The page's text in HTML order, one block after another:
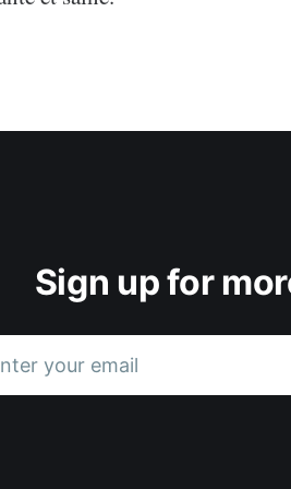
Sign up for
your email